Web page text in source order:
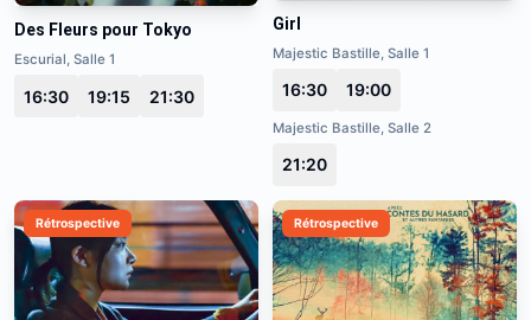
Des Fleurs pour Tokyo
Escurial, Salle 1
16:30 19:15 21:30
Girl
Majestic Bastille, Salle 1
16:30 19:00
Majestic Bastille, Salle 2
21:20
Rétrospective Rétrospective